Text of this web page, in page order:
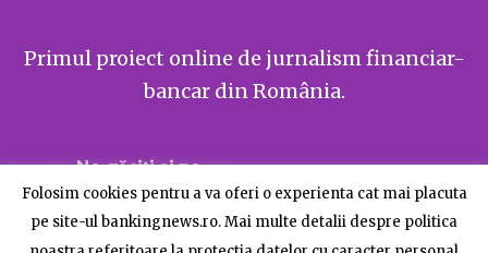
Primul proiect online de jurnalism financiar-
bancar din România.
Ne găsiți și pe
Folosim cookies pentru a va oferi o experienta cat mai placuta
pe site-ul bankingnews.ro. Mai multe detalii despre politica